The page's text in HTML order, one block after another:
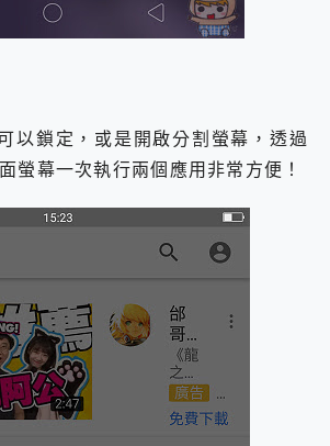
以鎖定，或是開啟分割螢幕，透過
螢幕一次執行兩個應用非常方便！